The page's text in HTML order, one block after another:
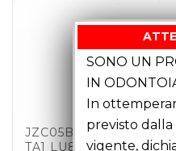
JZC05B01 – FRESA
TA1 LU8 LT35
SONO UN
IN
In
previsto
vigente,